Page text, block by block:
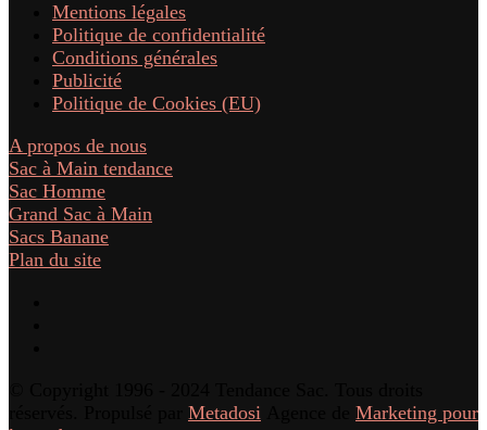
Mentions légales
Politique de confidentialité
Conditions générales
Publicité
Politique de Cookies (EU)
A propos de nous
Sac à Main tendance
Sac Homme
Grand Sac à Main
Sacs Banane
Plan du site
Metadosi
Marketing pour